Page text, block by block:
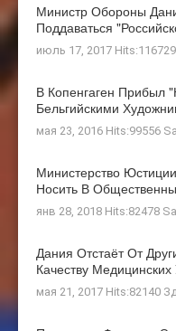
Министр Обороны
Поддаваться
июль 17, 2017 Hits:116729
В Копенгаген Прибыл
Бельгийскими
мая 23, 2016 Hits:99556
Министерство
Носить В
янв 28, 2018 Hits:82478
Дания Отстаёт От
Качеству Медицинских
мая 21, 2017 Hits:82140